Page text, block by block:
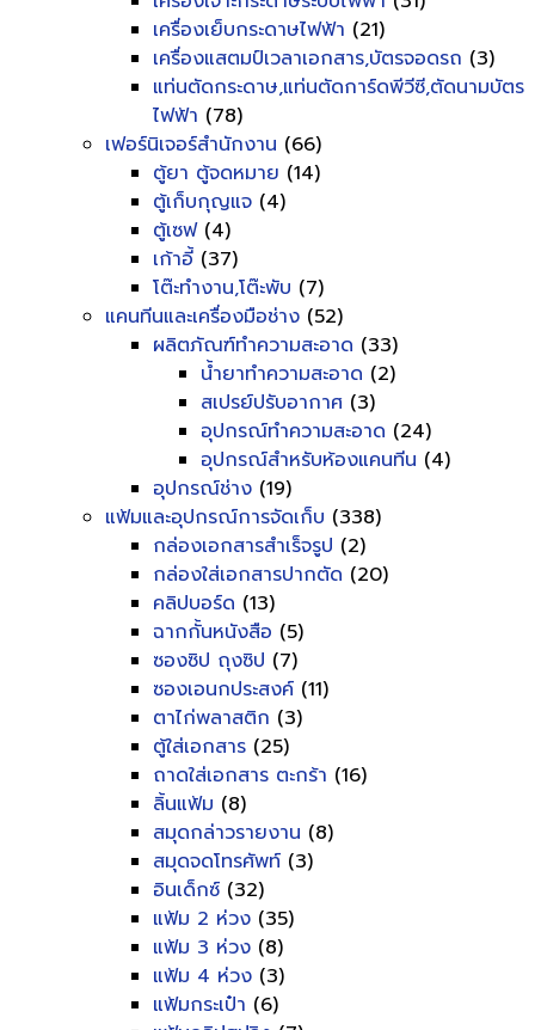
เครื่องเย็บกระดาษไฟฟ้า (21)
เครื่องแสตมป์เวลาเอกสาร,บัตรจอดรถ (3)
แท่นตัดกระดาษ,แท่นตัดการ์ดพีวีซี,ตัดนามบัตร
ไฟฟ้า (78)
เฟอร์นิเจอร์สำนักงาน (66)
ตู้ยา ตู้จดหมาย (14)
ตู้เก็บกุญแจ (4)
ตู้เซฟ(4)
เก้าอี้ (37)
โต๊ะทำงาน,โต๊ะพับ (7)
แคนทีนและเครื่องมือช่าง (52)
ผลิตภัณฑ์ทำความสะอาด (33)
น้ำยาทำความสะอาด (2)
สเปรย์ปรับอากาศ (3)
อุปกรณ์ทำความสะอาด (24)
อุปกรณ์สำหรับห้องแคนทีน (4)
อุปกรณ์ช่าง (19)
แฟ้มและอุปกรณ์การจัดเก็บ (338)
กล่องเอกสารสำเร็จรูป (2)
กล่องใส่เอกสารปากตัด (20)
คลิปบอร์ด (13)
ฉากกั้นหนังสือ (5)
ซองซิป ถุงซิป (7)
ซองเอนกประสงค์ (11)
ตาไก่พลาสติก (3)
ตู้ใส่เอกสาร (25)
ถาดใส่เอกสาร ตะกร้า (16)
ลิ้นแฟ้ม (8)
สมุดกล่าวรายงาน (8)
สมุดจดโทรศัพท์ (3)
อินเด็กซ์ (32)
แฟ้ม 2 ห่วง (35)
แฟ้ม 3 ห่วง (8)
แฟ้ม 4 ห่วง (3)
แฟ้มกระเป๋า (6)